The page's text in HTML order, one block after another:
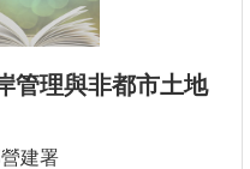
管理與非都市土地
建署